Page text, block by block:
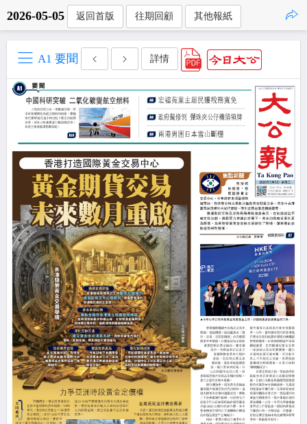
2026-05-05 返回首版 往期回顧 其他報紙
A1 要聞 詳情